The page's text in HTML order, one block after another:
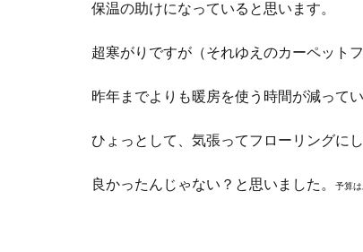
保温の助けになっていると思います。
超寒がりですが（それゆえのカーペットフ
昨年までよりも暖房を使う時間が減って
ひょっとして、気張ってフローリングに
良かったんじゃない？と思いました。 予算